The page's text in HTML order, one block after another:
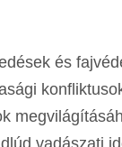
és
vadászati